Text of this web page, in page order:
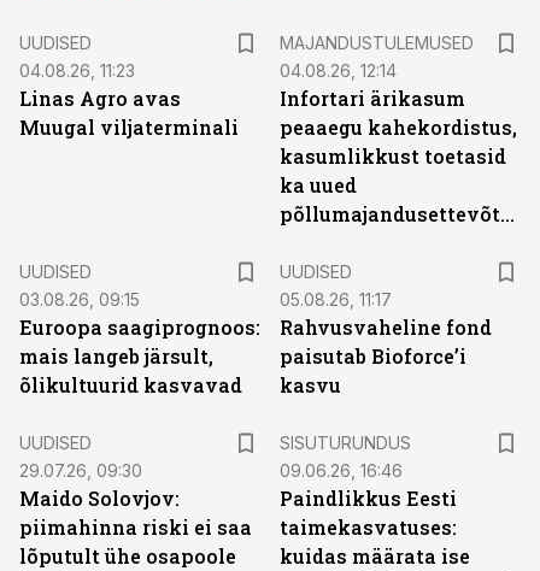
UUDISED
04.08.26, 11:23
Linas Agro avas
Muugal viljaterminali
MAJANDUSTULEMUSED
04.08.26, 12:14
Infortari ärikasum
peaaegu kahekordistus,
kasumlikkust toetasid
ka uued
põllumajandusettevõtted
UUDISED
03.08.26, 09:15
Euroopa saagiprognoos:
mais langeb järsult,
õlikultuurid kasvavad
UUDISED
05.08.26, 11:17
Rahvusvaheline fond
paisutab Bioforce’i
kasvu
UUDISED
29.07.26, 09:30
Maido Solovjov:
piimahinna riski ei saa
lõputult ühe osapoole
SISUTURUNDUS
09.06.26, 16:46
Paindlikkus Eesti
taimekasvatuses:
kuidas määrata ise